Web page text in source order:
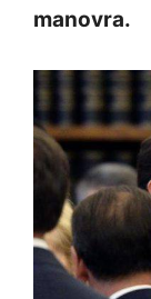
manovra.